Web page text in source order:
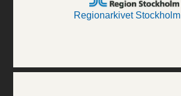
Regionarkivet Stockholm